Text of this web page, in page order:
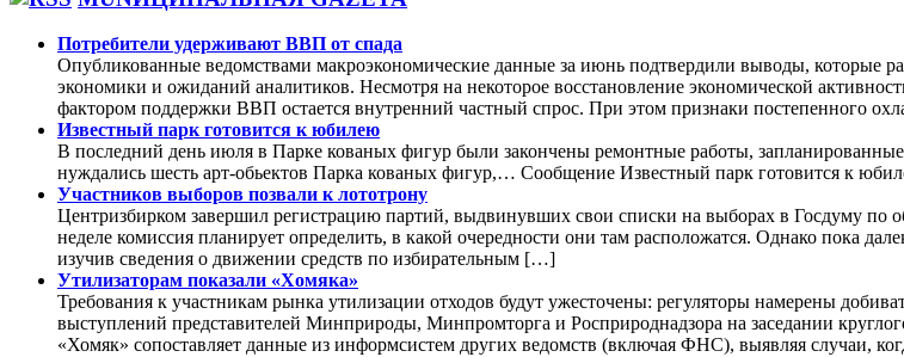
Потребители удерживают ВВП от спада
Опубликованные ведомствами макроэкономические данные за июнь подтвердили выводы, которые
экономики и ожиданий аналитиков. Несмотря на некоторое восстановление экономической
фактором поддержки ВВП остается внутренний частный спрос. При этом признаки постепенного
Известный парк готовится к юбилею
В последний день июля в Парке кованых фигур были закончены ремонтные работы,
нуждались шесть арт-обьектов Парка кованых фигур,… Сообщение Известный парк готовится к
Участников выборов позвали к лототрону
Центризбирком завершил регистрацию партий, выдвинувших свои списки на выборах в Госдуму по
неделе комиссия планирует определить, в какой очередности они там расположатся. Однако пока
изучив сведения о движении средств по избирательным […]
Утилизаторам показали «Хомяка»
Требования к участникам рынка утилизации отходов будут ужесточены: регуляторы намерены
выступлений представителей Минприроды, Минпромторга и Росприроднадзора на заседании
«Хомяк» сопоставляет данные из информсистем других ведомств (включая ФНС), выявляя случаи,